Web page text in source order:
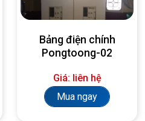
Bảng điện chính
Pongtoong-02
Giá: liên hệ
Mua ngay